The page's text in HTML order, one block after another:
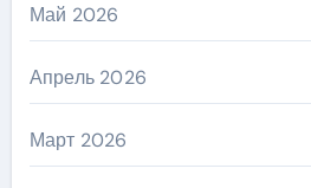
Май 2026
Апрель 2026
Март 2026